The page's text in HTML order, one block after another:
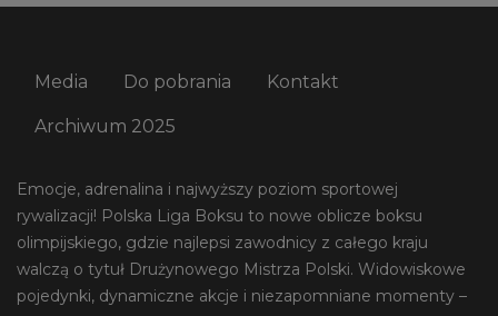
Media Do pobrania Kontakt
Archiwum 2025
Emocje, adrenalina i najwyższy poziom sportowej
rywalizacji! Polska Liga Boksu to nowe oblicze boksu
olimpijskiego, gdzie najlepsi zawodnicy z całego kraju
walczą o tytuł Drużynowego Mistrza Polski. Widowiskowe
pojedynki, dynamiczne akcje i niezapomniane momenty –